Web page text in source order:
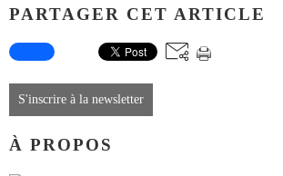
PARTAGER CET ARTICLE
S'inscrire à la newsletter
À PROPOS